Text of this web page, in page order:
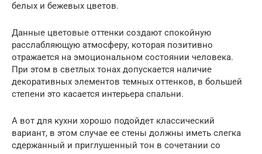
белых и бежевых цветов.
Данные цветовые оттенки создают спокойную
расслабляющую атмосферу, которая позитивно
отражается на эмоциональном состоянии человека.
При этом в светлых тонах допускается наличие
декоративных элементов темных оттенков, в большей
степени это касается интерьера спальни.
А вот для кухни хорошо подойдет классический
вариант, в этом случае ее стены должны иметь слегка
сдержанный и приглушенный тон в сочетании со